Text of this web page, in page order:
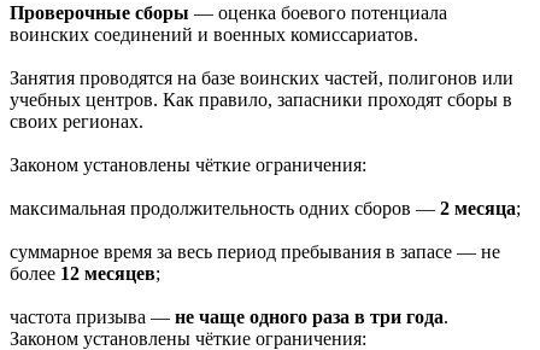
Проверочные сборы — оценка боевого потенциала
воинских соединений и военных комиссариатов.
Занятия проводятся на базе воинских частей, полигонов или
учебных центров. Как правило, запасники проходят сборы в
своих регионах.
Законом установлены чёткие ограничения:
максимальная продолжительность одних сборов — 2 месяца;
суммарное время за весь период пребывания в запасе — не
более 12 месяцев;
частота призыва — не чаще одного раза в три года.
Законом установлены чёткие ограничения: